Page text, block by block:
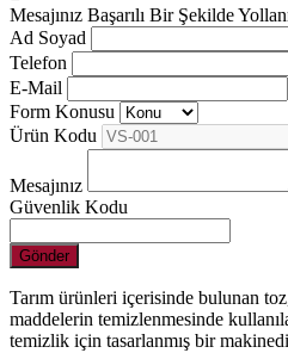
Mesajınız Başarılı Bir Şekilde
Ad Soyad
Telefon
E-Mail
Form Konusu
Ürün Kodu
Mesajınız
Güvenlik Kodu
Gönder
Tarım ürünleri içerisinde bulunan
maddelerin temizlenmesinde
temizlik için tasarlanmış bir